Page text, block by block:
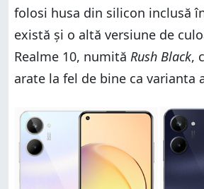
folosi husa din silicon inclusă
există și o altă versiune de
Realme 10, numită Rush Black,
arate la fel de bine ca varianta